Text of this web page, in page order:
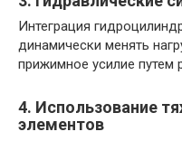
Интеграция
динамически менять
прижимное усилие путем
4. Использование
элементов